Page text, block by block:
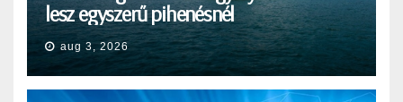
lesz egyszerű pihenésnél
aug 3, 2026